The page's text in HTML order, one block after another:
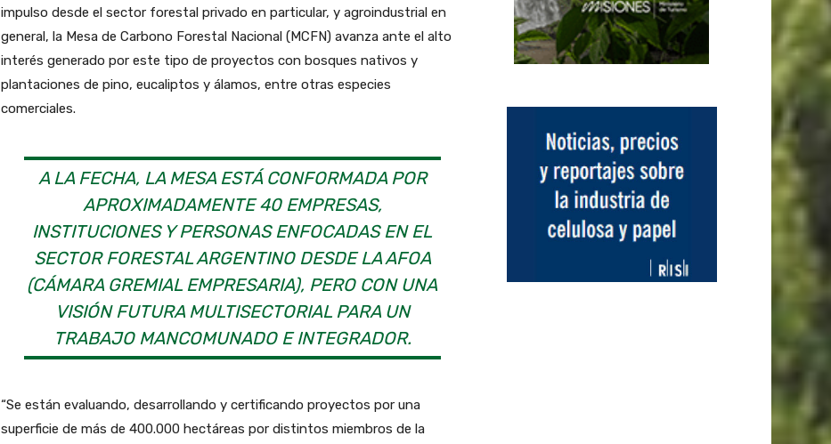
impulso desde el sector forestal privado en particular, y agroindustrial en
general, la Mesa de Carbono Forestal Nacional (MCFN) avanza ante el alto
interés generado por este tipo de proyectos con bosques nativos y
plantaciones de pino, eucaliptos y álamos, entre otras especies
comerciales.
A LA FECHA, LA MESA ESTÁ CONFORMADA POR
APROXIMADAMENTE 40 EMPRESAS,
INSTITUCIONES Y PERSONAS ENFOCADAS EN EL
SECTOR FORESTAL ARGENTINO DESDE LA AFOA
(CÁMARA GREMIAL EMPRESARIA), PERO CON UNA
VISIÓN FUTURA MULTISECTORIAL PARA UN
TRABAJO MANCOMUNADO E INTEGRADOR.
“Se están evaluando, desarrollando y certificando proyectos por una
superficie de más de 400.000 hectáreas por distintos miembros de la